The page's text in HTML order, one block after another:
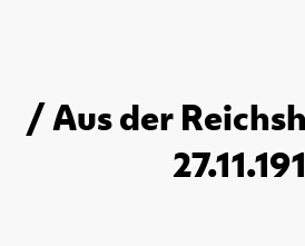
/ Aus der